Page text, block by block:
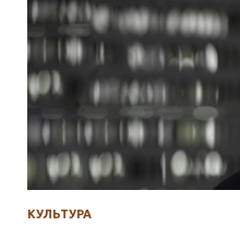
КУЛЬТУРА